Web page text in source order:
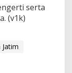
serta
(v1k)
Jatim